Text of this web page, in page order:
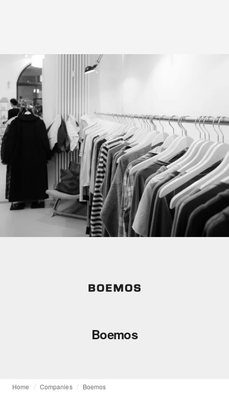
Boemos
Home Companies Boemos